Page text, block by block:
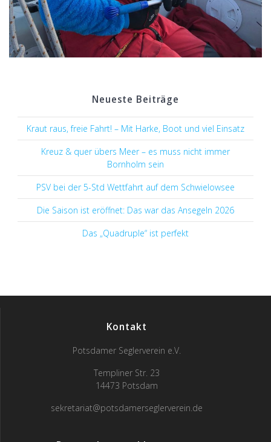
Neueste Beiträge
Kraut raus, freie Fahrt! – Mit Harke, Boot und viel Einsatz
Kreuz & quer übers Meer – es muss nicht immer
Bornholm sein
PSV bei der 5-Std Wettfahrt auf dem Schwielowsee
Die Saison ist eröffnet: Das war das Ansegeln 2026
Das „Quadruple“ ist perfekt
Kontakt
Potsdamer Seglerverein e.V.
Templiner Str. 23
14473 Potsdam
sekretariat@potsdamerseglerverein.de